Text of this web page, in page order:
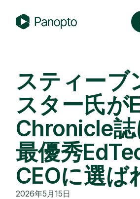
o
o
スティーブ
スター氏が
Chronicle誌
最優秀
CEOに選ば
2026年5月15日